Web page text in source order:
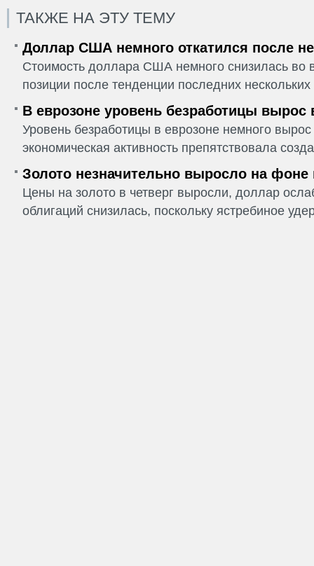
ТАКЖЕ НА ЭТУ ТЕМУ
Доллар США немного откатился после
Стоимость доллара США немного снизилась во
позиции после тенденции последних
В еврозоне уровень безработицы вырос
Уровень безработицы в еврозоне немного
экономическая активность препятствовала
Золото незначительно выросло на фоне
Цены на золото в четверг выросли, доллар
облигаций снизилась, поскольку ястребиное